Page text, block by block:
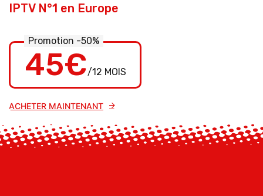
IPTV N°1 en Europe
Promotion -50%
45€/12 MOIS
ACHETER MAINTENANT